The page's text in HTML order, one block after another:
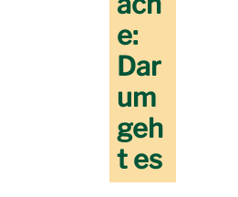
e:
Dar
um
geh
t es